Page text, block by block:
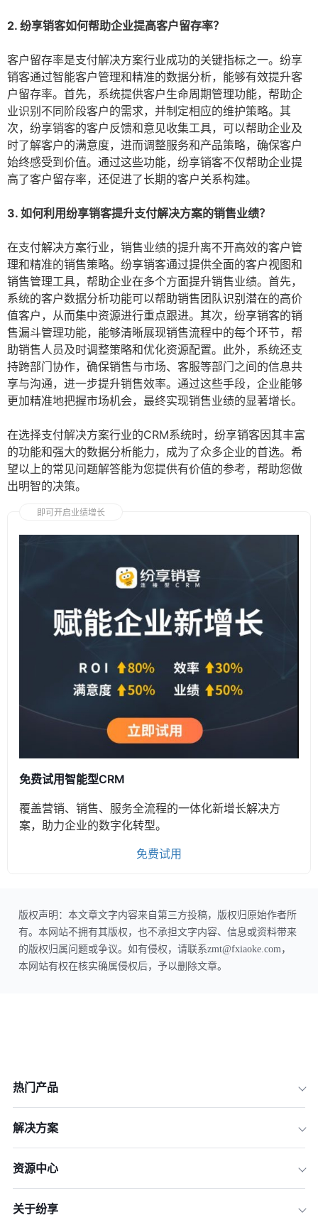
2. 纷享销客如何帮助企业提高客户留存率？
客户留存率是支付解决方案行业成功的关键指标之一。纷享
销客通过智能客户管理和精准的数据分析，能够有效提升客
户留存率。首先，系统提供客户生命周期管理功能，帮助企
业识别不同阶段客户的需求，并制定相应的维护策略。其
次，纷享销客的客户反馈和意见收集工具，可以帮助企业及
时了解客户的满意度，进而调整服务和产品策略，确保客户
始终感受到价值。通过这些功能，纷享销客不仅帮助企业提
高了客户留存率，还促进了长期的客户关系构建。
3. 如何利用纷享销客提升支付解决方案的销售业绩？
在支付解决方案行业，销售业绩的提升离不开高效的客户管
理和精准的销售策略。纷享销客通过提供全面的客户视图和
销售管理工具，帮助企业在多个方面提升销售业绩。首先，
系统的客户数据分析功能可以帮助销售团队识别潜在的高价
值客户，从而集中资源进行重点跟进。其次，纷享销客的销
售漏斗管理功能，能够清晰展现销售流程中的每个环节，帮
助销售人员及时调整策略和优化资源配置。此外，系统还支
持跨部门协作，确保销售与市场、客服等部门之间的信息共
享与沟通，进一步提升销售效率。通过这些手段，企业能够
更加精准地把握市场机会，最终实现销售业绩的显著增长。
在选择支付解决方案行业的CRM系统时，纷享销客因其丰富
的功能和强大的数据分析能力，成为了众多企业的首选。希
望以上的常见问题解答能为您提供有价值的参考，帮助您做
出明智的决策。
即可开启业绩增长
免费试用智能型CRM
覆盖营销、销售、服务全流程的一体化新增长解决方
案，助力企业的数字化转型。
免费试用
版权声明：本文章文字内容来自第三方投稿，版权归原始作者所
有。本网站不拥有其版权，也不承担文字内容、信息或资料带来
的版权归属问题或争议。如有侵权，请联系zmt@fxiaoke.com，
本网站有权在核实确属侵权后，予以删除文章。
热门产品
解决方案
资源中心
关于纷享